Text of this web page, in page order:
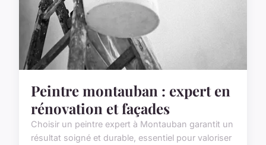
Peintre montauban : expert en
rénovation et façades
Choisir un peintre expert à Montauban garantit un
résultat soigné et durable, essentiel pour valoriser